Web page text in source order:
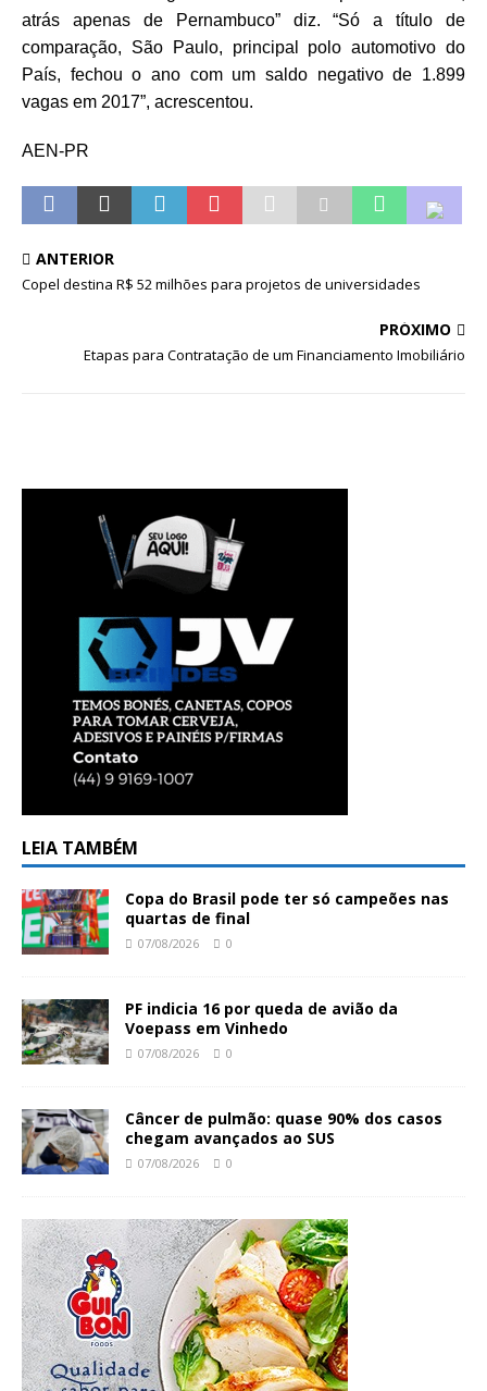
atrás apenas de Pernambuco” diz. “Só a título de
comparação, São Paulo, principal polo automotivo do
País, fechou o ano com um saldo negativo de 1.899
vagas em 2017”, acrescentou.
AEN-PR
ANTERIOR
Copel destina R$ 52 milhões para projetos de universidades
PRÓXIMO
Etapas para Contratação de um Financiamento Imobiliário
LEIA TAMBÉM
Copa do Brasil pode ter só campeões nas
quartas de final
07/08/2026 0
PF indicia 16 por queda de avião da
Voepass em Vinhedo
07/08/2026 0
Câncer de pulmão: quase 90% dos casos
chegam avançados ao SUS
07/08/2026 0